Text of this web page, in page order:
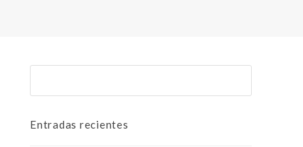
Entradas recientes